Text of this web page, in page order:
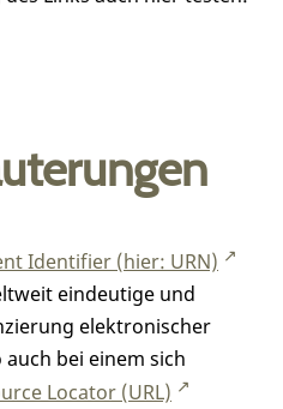
Identifier (hier: URN)
eindeutige und
elektronischer
bei einem sich
Locator (URL)